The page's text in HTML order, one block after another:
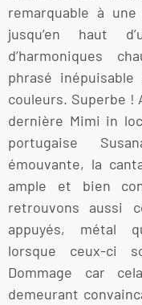
remarquable à
jusqu’en haut
d’harmoniques
phrasé
couleurs. Superbe !
dernière Mimi in
portugaise
émouvante, la
ample et bien
retrouvons aussi
appuyés, métal
lorsque ceux-ci
Dommage car
demeurant